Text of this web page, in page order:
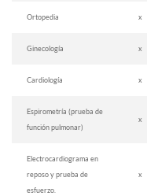
Ortopedia x
Ginecología x
Cardiología x
Espirometría (prueba de
función pulmonar)
x
Electrocardiograma en
reposo y prueba de
esfuerzo.
x